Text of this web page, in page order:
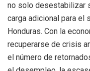
no solo desestabilizar
carga adicional para el
Honduras. Con la
recuperarse de crisis
el número de